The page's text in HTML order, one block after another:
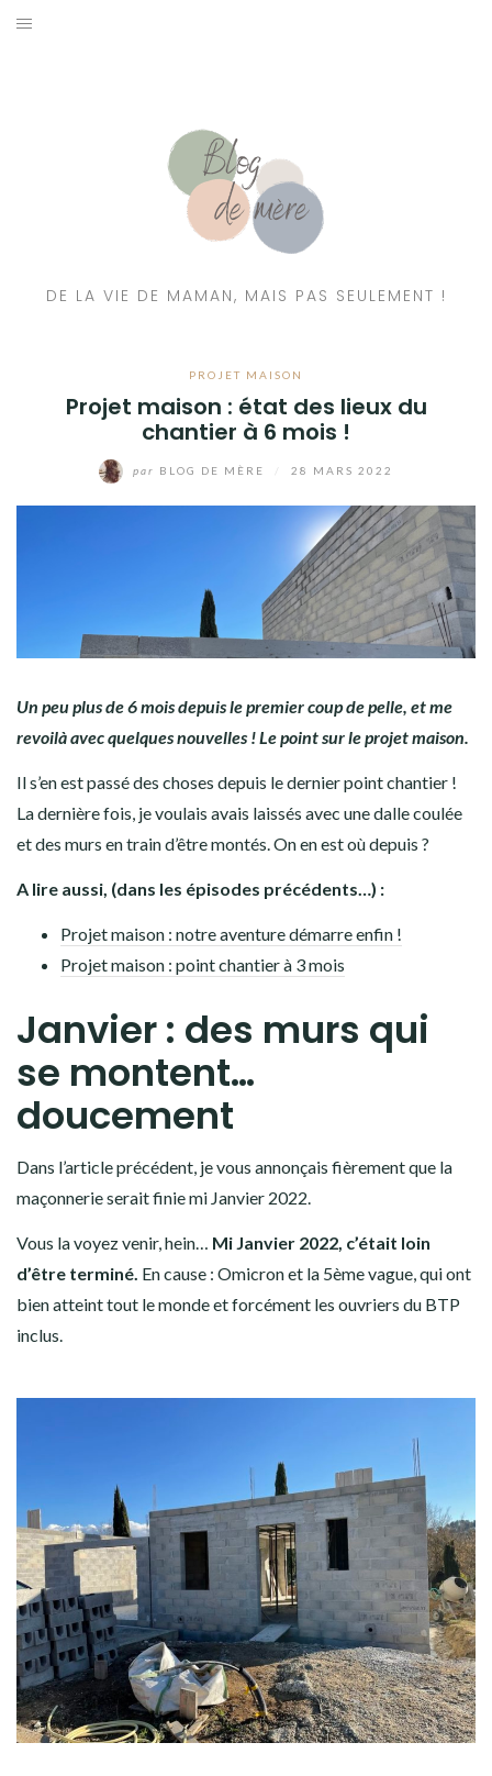
DE LA VIE DE MAMAN, MAIS PAS SEULEMENT !
PROJET MAISON
Projet maison : état des lieux du
chantier à 6 mois !
par BLOG DE MÈRE 28 MARS 2022
Un peu plus de 6 mois depuis le premier coup de pelle, et me
revoilà avec quelques nouvelles ! Le point sur le projet maison.
Il s’en est passé des choses depuis le dernier point chantier !
La dernière fois, je voulais avais laissés avec une dalle coulée
et des murs en train d’être montés. On en est où depuis ?
A lire aussi, (dans les épisodes précédents…) :
Projet maison : notre aventure démarre enfin !
Projet maison : point chantier à 3 mois
Janvier : des murs qui
se montent…
doucement
Dans l’article précédent, je vous annonçais fièrement que la
maçonnerie serait finie mi Janvier 2022.
Vous la voyez venir, hein… Mi Janvier 2022, c’était loin
d’être terminé. En cause : Omicron et la 5ème vague, qui ont
bien atteint tout le monde et forcément les ouvriers du BTP
inclus.
RESSOURCES NUTRITION & PARENTALITÉ